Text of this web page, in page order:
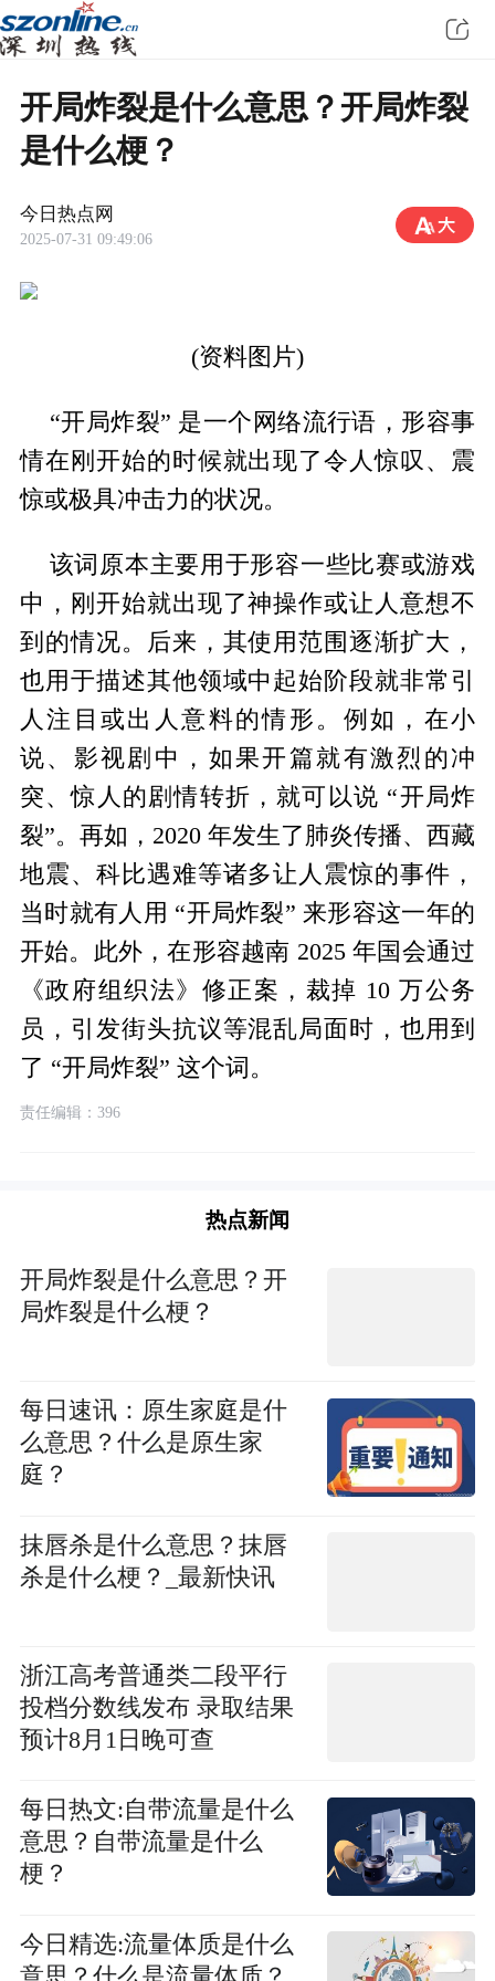
开局炸裂是什么意思？开局炸裂
是什么梗？
今日热点网
2025-07-31 09:49:06
(资料图片)
“开局炸裂” 是一个网络流行语，形容事
情在刚开始的时候就出现了令人惊叹、震
惊或极具冲击力的状况。
该词原本主要用于形容一些比赛或游戏
中，刚开始就出现了神操作或让人意想不
到的情况。后来，其使用范围逐渐扩大，
也用于描述其他领域中起始阶段就非常引
人注目或出人意料的情形。例如，在小
说、影视剧中，如果开篇就有激烈的冲
突、惊人的剧情转折，就可以说 “开局炸
裂”。再如，2020 年发生了肺炎传播、西藏
地震、科比遇难等诸多让人震惊的事件，
当时就有人用 “开局炸裂” 来形容这一年的
开始。此外，在形容越南 2025 年国会通过
《政府组织法》修正案，裁掉 10 万公务
员，引发街头抗议等混乱局面时，也用到
了 “开局炸裂” 这个词。
责任编辑：396
热点新闻
开局炸裂是什么意思？开
局炸裂是什么梗？
每日速讯：原生家庭是什
么意思？什么是原生家
庭？
抹唇杀是什么意思？抹唇
杀是什么梗？_最新快讯
浙江高考普通类二段平行
投档分数线发布 录取结果
预计8月1日晚可查
每日热文:自带流量是什么
意思？自带流量是什么
梗？
今日精选:流量体质是什么